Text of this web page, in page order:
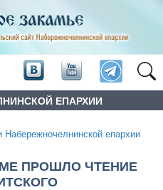
ЕПАРХИИ
Набережночелнинской епархии
ПРОШЛО ЧТЕНИЕ